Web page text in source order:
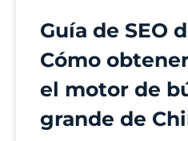
Guía de SEO
Cómo
el motor de
grande de